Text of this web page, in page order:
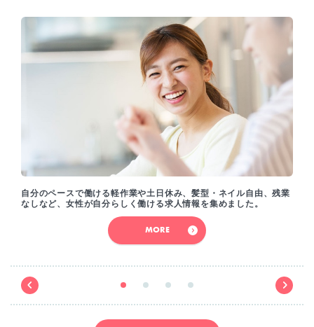
自分のペースで働ける軽作業や土日休み、髪型・ネイル自由、残業
なしなど、女性が自分らしく働ける求人情報を集めました。
MORE